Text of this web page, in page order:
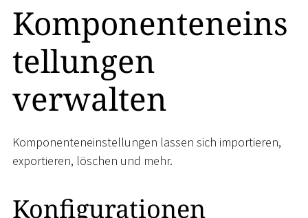
Komponenteneins
tellungen
verwalten
Komponenteneinstellungen lassen sich importieren,
exportieren, löschen und mehr.
Konfigurationen